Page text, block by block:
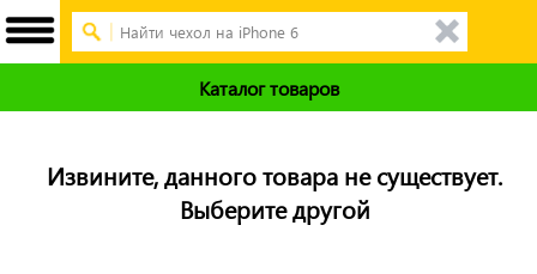
Каталог товаров
Извините, данного товара не существует.
Выберите другой